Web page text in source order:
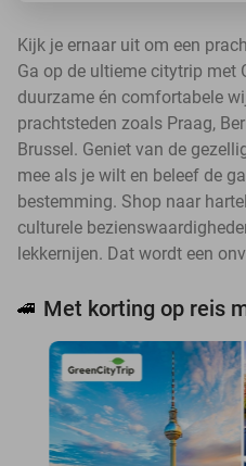
Kijk je ernaar uit om een
Ga op de ultieme citytrip met
duurzame én comfortabele
prachtsteden zoals Praag,
Brussel. Geniet van de
mee als je wilt en beleef de
bestemming. Shop naar
culturele
lekkernijen. Dat wordt een
🚄 Met korting op reis